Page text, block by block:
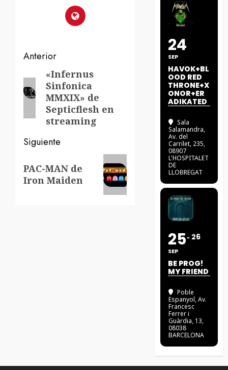
Navegación
de
entradas
Anterior
Entrada
anterior:
«Infernus
Sinfonica
MMXIX» de
Septicflesh en
streaming
Siguiente
entrada:
PAC-MAN de
Iron Maiden
24
SEP
HAVOK+BL
OOD RED
THRONE+X
ONOR+ER
ADIKATED
Sala
Salamandra,
Av. del
Carrilet, 235,
08907
L'HOSPITALET
DE
LLOBREGAT
25
SEP
26
BE PROG!
MY FRIEND
Poble
Espanyol, Av.
Francesc
Ferrer i
Guàrdia, 13,
08038
BARCELONA